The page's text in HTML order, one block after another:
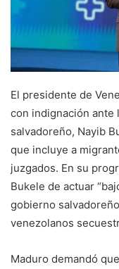
El presidente de
con indignación ante
salvadoreño, Nayib
que incluye a
juzgados. En su
Bukele de actuar
gobierno
venezolanos
Maduro demandó